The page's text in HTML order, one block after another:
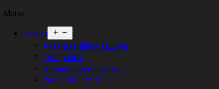
Меню
Услуги
меню
Антигравийная защита
Тонировка
Бронирование стёкол
Удаление вмятин